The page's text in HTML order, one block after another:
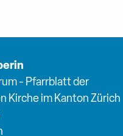
- Pfarrblatt der
Kirche im Kanton Zürich